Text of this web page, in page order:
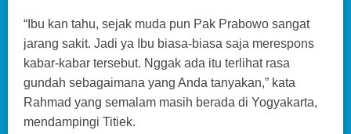
“Ibu kan tahu, sejak muda pun Pak Prabowo sangat
jarang sakit. Jadi ya Ibu biasa-biasa saja merespons
kabar-kabar tersebut. Nggak ada itu terlihat rasa
gundah sebagaimana yang Anda tanyakan,” kata
Rahmad yang semalam masih berada di Yogyakarta,
mendampingi Titiek.